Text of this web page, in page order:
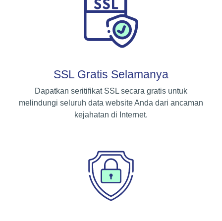
SSL Gratis Selamanya
Dapatkan seritifikat SSL secara gratis untuk
melindungi seluruh data website Anda dari ancaman
kejahatan di Internet.